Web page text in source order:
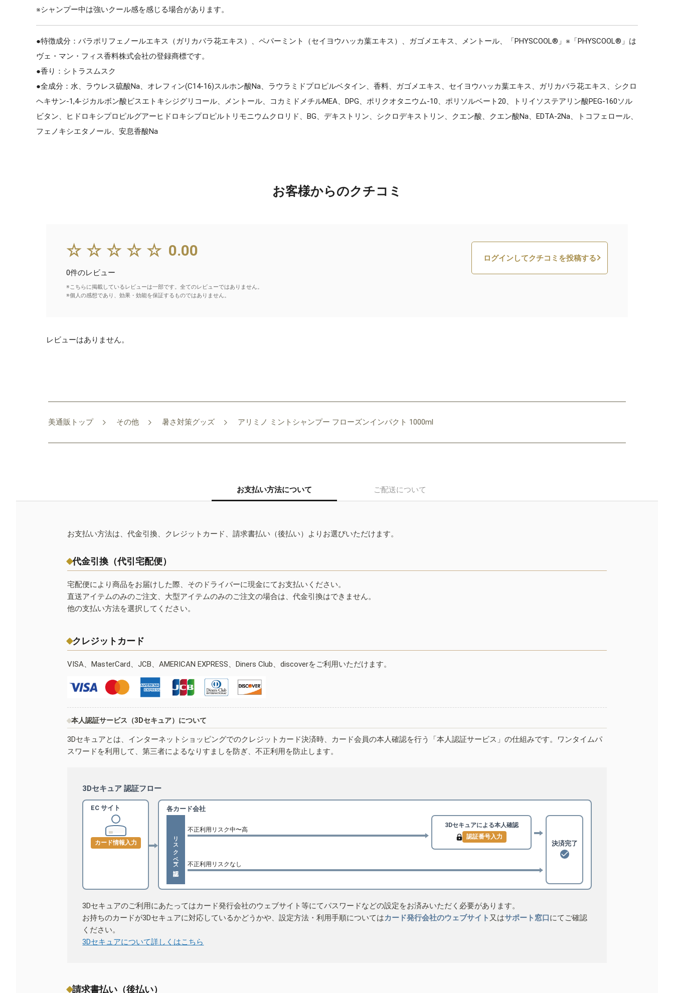
※シャンプー中は強いクール感を感じる場合があります。
●特徴成分：バラポリフェノールエキス（ガリカバラ花エキス）、ペパーミント（セイヨウハッカ葉エキス）、ガゴメエキス、メントール、「PHYSCOOL®」※「PHYSCOOL®」は
ヴェ・マン・フィス香料株式会社の登録商標です。
●香り：シトラスムスク
●全成分：水、ラウレス硫酸Na、オレフィン(C14-16)スルホン酸Na、ラウラミドプロピルベタイン、香料、ガゴメエキス、セイヨウハッカ葉エキス、ガリカバラ花エキス、シクロ
ヘキサン-1,4-ジカルボン酸ビスエトキシジグリコール、メントール、コカミドメチルMEA、DPG、ポリクオタニウム-10、ポリソルベート20、トリイソステアリン酸PEG-160ソル
ビタン、ヒドロキシプロピルグアーヒドロキシプロピルトリモニウムクロリド、BG、デキストリン、シクロデキストリン、クエン酸、クエン酸Na、EDTA-2Na、トコフェロール、
フェノキシエタノール、安息香酸Na
お客様からのクチコミ
☆☆☆☆☆ 0.00
0件のレビュー
※こちらに掲載しているレビューは一部です。全てのレビューではありません。
※個人の感想であり、効果・効能を保証するものではありません。
ログインしてクチコミを投稿する
レビューはありません。
美通販トップ その他 暑さ対策グッズ アリミノ ミントシャンプー フローズンインパクト 1000ml
お支払い方法について ご配送について
お支払い方法は、代金引換、クレジットカード、請求書払い（後払い）よりお選びいただけます。
代金引換（代引宅配便）
宅配便により商品をお届けした際、そのドライバーに現金にてお支払いください。
直送アイテムのみのご注文、大型アイテムのみのご注文の場合は、代金引換はできません。
他の支払い方法を選択してください。
クレジットカード
VISA、MasterCard、JCB、AMERICAN EXPRESS、Diners Club、discoverをご利用いただけます。
本人認証サービス（3Dセキュア）について
3Dセキュアとは、インターネットショッピングでのクレジットカード決済時、カード会員の本人確認を行う「本人認証サービス」の仕組みです。ワンタイムパ
スワードを利用して、第三者によるなりすましを防ぎ、不正利用を防止します。
3Dセキュア 認証フロー
EC サイト
カード情報入力
各カード会社
リスクベース認証
不正利用リスク中〜高
3Dセキュアによる本人確認
認証番号入力
不正利用リスクなし
決済完了
3Dセキュアのご利用にあたってはカード発行会社のウェブサイト等にてパスワードなどの設定をお済みいただく必要があります。
お持ちのカードが3Dセキュアに対応しているかどうかや、設定方法・利用手順についてはカード発行会社のウェブサイト 又はサポート窓口にてご確認
ください。
3Dセキュアについて詳しくはこちら
請求書払い（後払い）